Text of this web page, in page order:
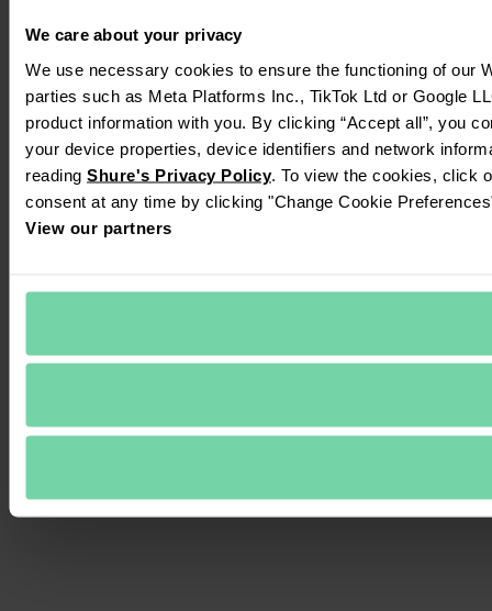
We care about your privacy
We use necessary cookies to ensure the functioning of our
parties such as Meta Platforms Inc., TikTok Ltd or Google
product information with you. By clicking “Accept all”, you
your device properties, device identifiers and network
reading Shure's Privacy Policy. To view the cookies, click
consent at any time by clicking "Change Cookie
View our partners